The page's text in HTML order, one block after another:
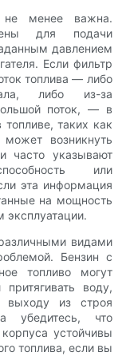
не менее важна.
для подачи
давлением
Если фильтр
топлива — либо
либо из-за
поток, — в
таких как
возникнуть
часто указывают
или
эта информация
на мощность
эксплуатации.
видами
Бензин с
топливо могут
воду,
выходу из строя
убедитесь, что
устойчивы
топлива, если вы